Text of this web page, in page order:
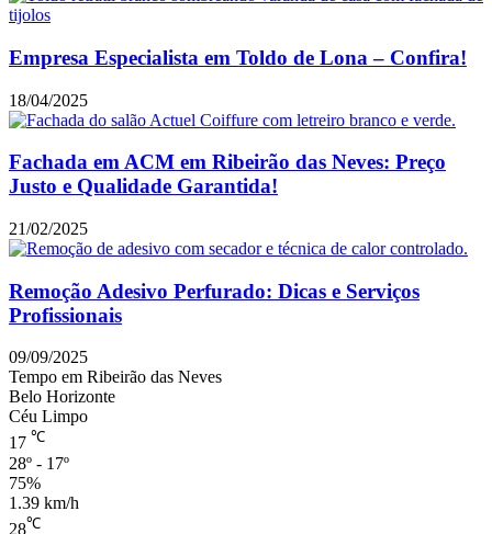
Empresa Especialista em Toldo de Lona – Confira!
18/04/2025
Fachada em ACM em Ribeirão das Neves: Preço
Justo e Qualidade Garantida!
21/02/2025
Remoção Adesivo Perfurado: Dicas e Serviços
Profissionais
09/09/2025
Tempo em Ribeirão das Neves
Belo Horizonte
Céu Limpo
17 ℃
28º - 17º
75%
1.39 km/h
28℃